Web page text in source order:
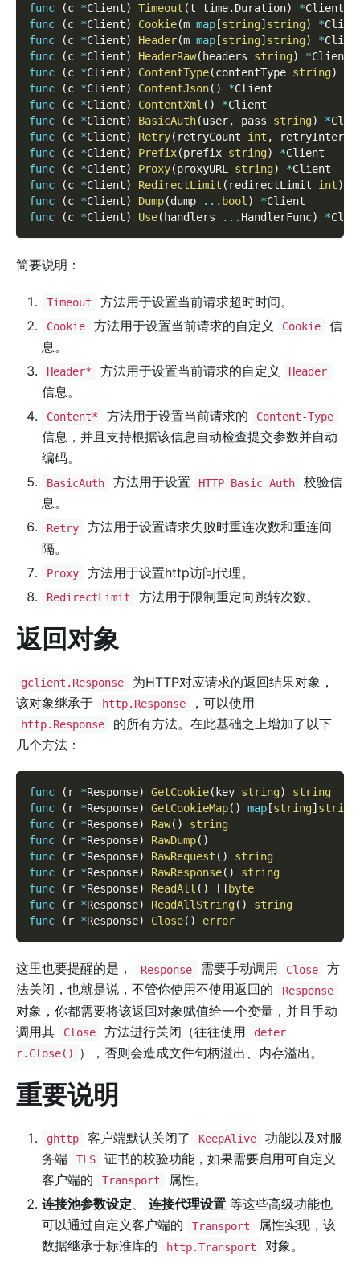
func (c *Client) Timeout (t time. Duration) *Client
func
(c *Client) Cookie(m map [string] string) *
func
(c *Client) Header(m map [string] string) *
func
(c *Client) HeaderRaw( headers string) *Client
func
(c *Client) ContentType(contentType string)
func
(c *Client) ContentJson( ) *Client
func
(c *Client) ContentXml ( ) *Client
func
(c *Client) BasicAuth(user, pass string) *
func
(c *Client) Retry( retryCount int ,
func
(c *Client) Prefix(prefix string) *Client
func
(c *Client) Proxy(proxyURL string) *Client
func
(c *Client) RedirectLimit ( redirectLimit int)
func
(c *Client) Dump(dump ... bool ) *Client
func
(c *Client) Use( handlers ... HandlerFunc) *
简要说明：
Timeout 方法用于设置当前请求超时时间。
Cookie 方法用于设置当前请求的自定义 Cookie
信
息。
Header* 方法用于设置当前请求的自定义 Header
信息。
Content* 方法用于设置当前请求的 Content-Type
信息，并且支持根据该信息自动检查提交参数并自动
编码。
BasicAuth 方法用于设置 HTTP Basic Auth
校验信
息。
Retry
方法用于设置请求失败时重连次数和重连间
隔。
Proxy 方法用于设置http访问代理。
RedirectLimit 方法用于限制重定向跳转次数。
返回对象
gclient.Response
为HTTP对应请求的返回结果对象，
该对象继承于
http.Response ，可以使用
http.Response
的所有方法。在此基础之上增加了以下
几个方法：
func ( r *Response) GetCookie( key string)
string
func
( r *Response) GetCookieMap( ) map [string] string
func
( r *Response) Raw( )
string
func
( r *Response) RawDump( )
func
( r *Response) RawRequest ( )
string
func
( r *Response) RawResponse( )
string
func
( r *Response) ReadAll ( ) [ ] byte
func
( r *Response) ReadAllString( )
string
func
( r *Response) Close( ) error
这里也要提醒的是， Response 需要手动调用 Close
方
法关闭，也就是说，不管你使用不使用返回的
Response
对象，你都需要将该返回对象赋值给一个变量，并且手动
调用其
Close 方法进行关闭（往往使用
defer
r.Close()
），否则会造成文件句柄溢出、内存溢出。
重要说明
ghttp 客户端默认关闭了 KeepAlive
功能以及对服
务端
TLS
证书的校验功能，如果需要启用可自定义
客户端的
Transport
属性。
连接池参数设定、 连接代理设置 等这些高级功能也
可以通过自定义客户端的
Transport
属性实现，该
数据继承于标准库的
http.Transport 对象。